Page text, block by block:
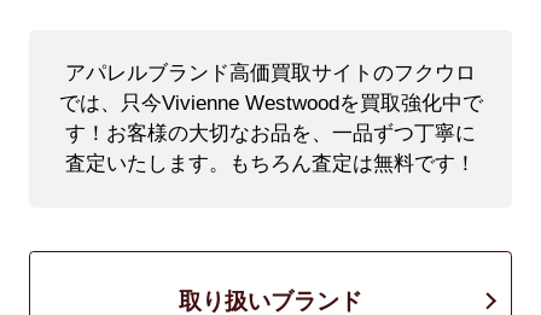
アパレルブランド高価買取サイトのフクウロ
では、只今Vivienne Westwoodを買取強化中で
す！ お客様の大切なお品を、一品ずつ丁寧に
査定いたします。もちろん査定は無料です！
取り扱いブランド